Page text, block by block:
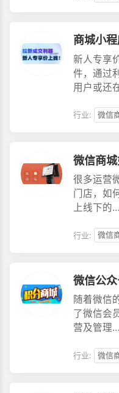
商城小
新人专享
件，通过
用户或还
行业: 微信
微信商
很多运营
门店，如
上线下的…
行业: 微信
微信公
随着微信
了微信会
营及管理…
行业: 微信